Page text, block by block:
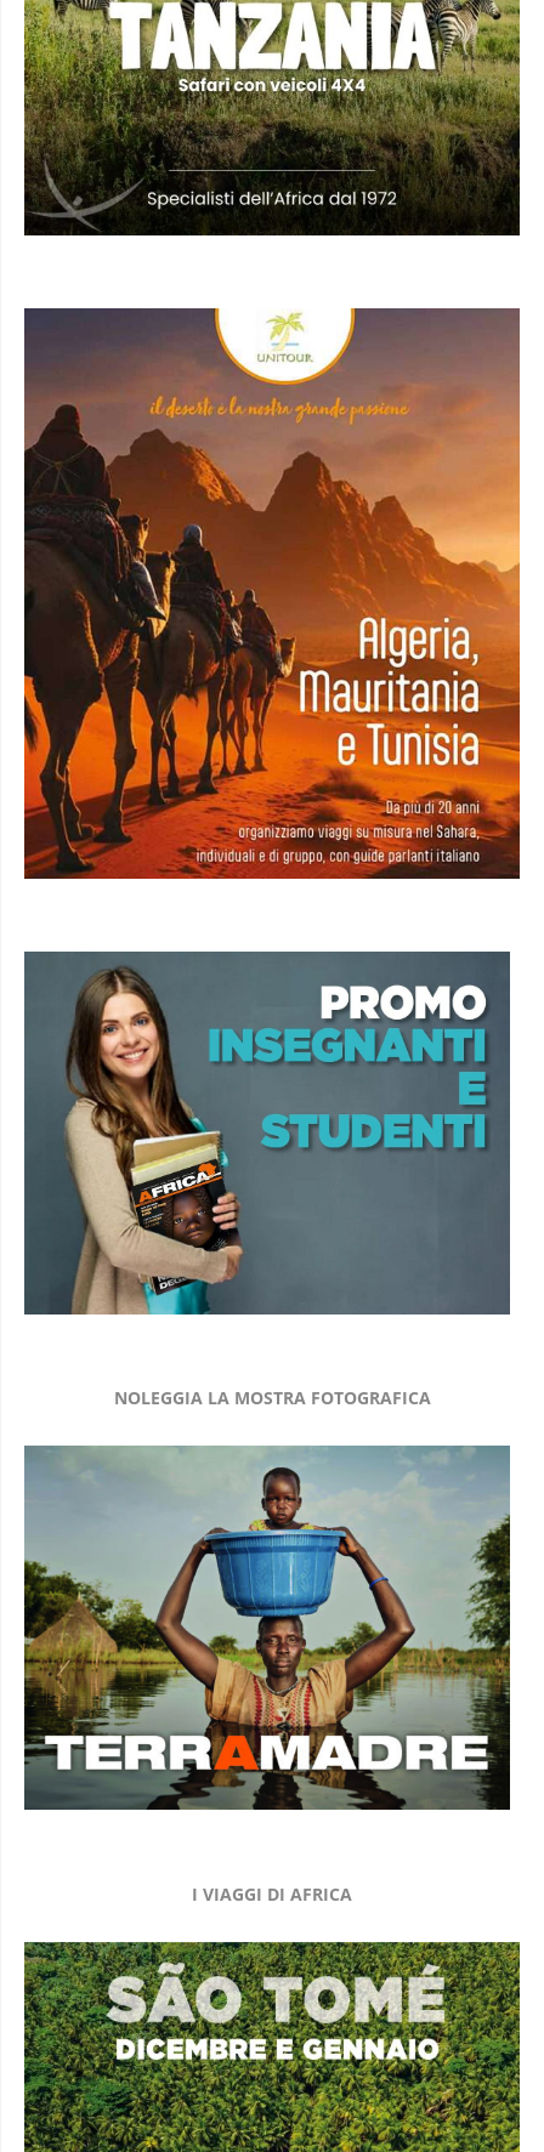
NOLEGGIA LA MOSTRA FOTOGRAFICA
I VIAGGI DI AFRICA